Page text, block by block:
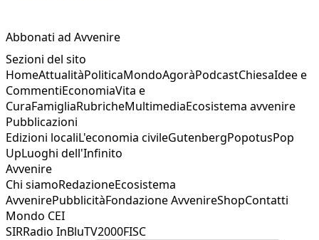
Abbonati ad Avvenire
Sezioni del sito
HomeAttualitàPoliticaMondoAgoràPodcastChiesaIdee e
CommentiEconomiaVita e
CuraFamigliaRubricheMultimediaEcosistema avvenire
Pubblicazioni
Edizioni localiL'economia civileGutenbergPopotusPop
UpLuoghi dell'Infinito
Avvenire
Chi siamoRedazioneEcosistema
AvvenirePubblicitàFondazione AvvenireShopContatti
Mondo CEI
SIRRadio InBluTV2000FISC